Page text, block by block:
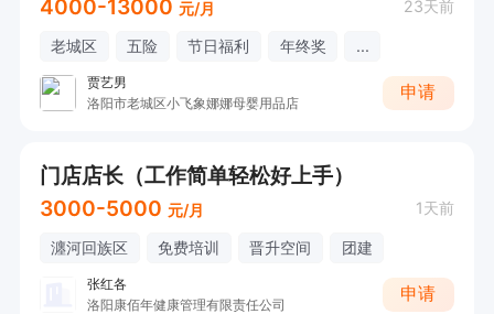
4000-13000 元/月 23天前
老城区 五险 节日福利 年终奖 ...
贾艺男
洛阳市老城区小飞象娜娜母婴用品店
申请
门店店长（工作简单轻松好上手）
3000-5000 元/月 1天前
瀍河回族区 免费培训 晋升空间 团建
张红各
洛阳康佰年健康管理有限责任公司
申请